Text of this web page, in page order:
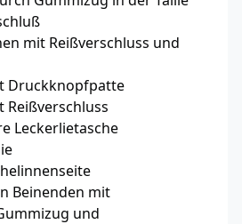
mit Reißverschluss und
Druckknopfpatte
Reißverschluss
Leckerlietasche
Beinenden mit
und